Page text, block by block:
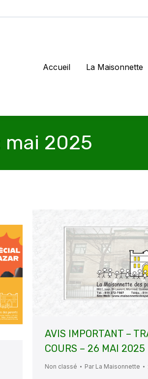
Accueil La Maisonnette
mai 2025
AVIS IMPORTANT –
COURS – 26 MAI 2025
Non classé Par La Maisonnette